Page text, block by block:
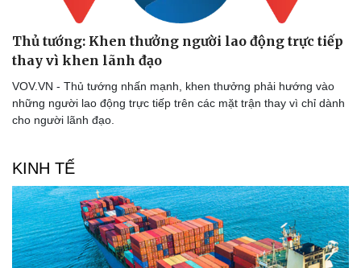
Thủ tướng: Khen thưởng người lao động trực tiếp
thay vì khen lãnh đạo
VOV.VN - Thủ tướng nhấn mạnh, khen thưởng phải hướng vào
những người lao động trực tiếp trên các mặt trận thay vì chỉ dành
cho người lãnh đạo.
KINH TẾ